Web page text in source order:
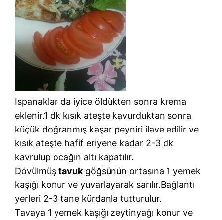
Ispanaklar da iyice öldükten sonra krema
eklenir.1 dk kısık ateşte kavurduktan sonra
küçük doğranmış kaşar peyniri ilave edilir ve
kısık ateşte hafif eriyene kadar 2-3 dk
kavrulup ocağın altı kapatılır.
Dövülmüştavuk göğsünün ortasına 1 yemek
kaşığı konur ve yuvarlayarak sarılır.Bağlantı
yerleri 2-3 tane kürdanla tutturulur.
Tavaya 1 yemek kaşığı zeytinyağı konur ve